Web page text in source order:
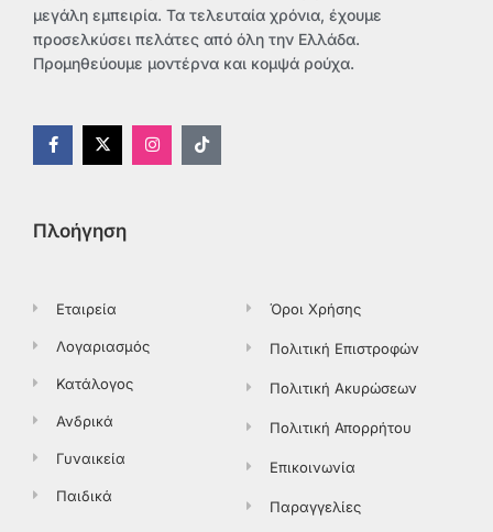
μεγάλη εμπειρία. Τα τελευταία χρόνια, έχουμε
προσελκύσει πελάτες από όλη την Ελλάδα.
Προμηθεύουμε μοντέρνα και κομψά ρούχα.
F
a
c
o
X
-
t
t
e
I
n
s
T
i
k
Πλοήγηση
Εταιρεία
Λογαριασμός
Κατάλογος
Ανδρικά
Γυναικεία
Παιδικά
Όροι Χρήσης
Πολιτική Επιστροφών
Πολιτική Ακυρώσεων
Πολιτική Απορρήτου
Επικοινωνία
Παραγγελίες